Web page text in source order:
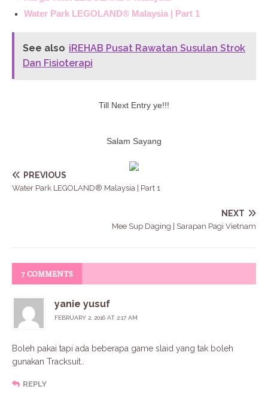
Water Park LEGOLAND® Malaysia | Part 1
See also iREHAB Pusat Rawatan Susulan Strok
Dan Fisioterapi
Till Next Entry ye!!!
Salam Sayang
PREVIOUS
Water Park LEGOLAND® Malaysia | Part 1
NEXT
Mee Sup Daging | Sarapan Pagi Vietnam
7 COMMENTS
yanie yusuf
FEBRUARY 2, 2016 AT 2:17 AM
Boleh pakai tapi ada beberapa game slaid yang tak boleh
gunakan Tracksuit..
REPLY